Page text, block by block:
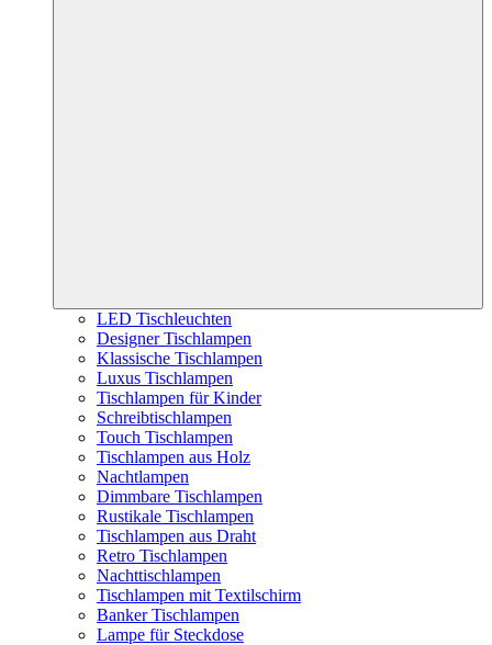
LED Tischleuchten
Designer Tischlampen
Klassische Tischlampen
Luxus Tischlampen
Tischlampen für Kinder
Schreibtischlampen
Touch Tischlampen
Tischlampen aus Holz
Nachtlampen
Dimmbare Tischlampen
Rustikale Tischlampen
Tischlampen aus Draht
Retro Tischlampen
Nachttischlampen
Tischlampen mit Textilschirm
Banker Tischlampen
Lampe für Steckdose